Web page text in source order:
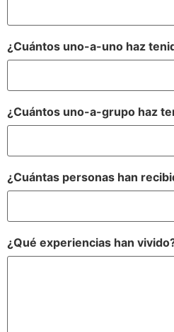
¿Cuántos uno-a-uno haz
¿Cuántos uno-a-grupo haz
¿Cuántas personas han
¿Qué experiencias han